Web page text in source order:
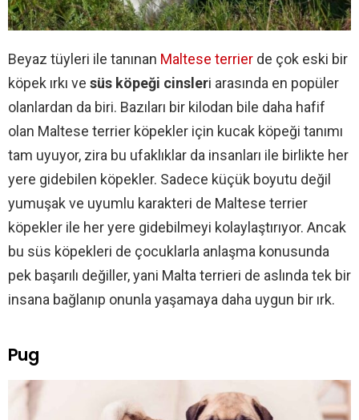
Beyaz tüyleri ile tanınan Maltese terrier de çok eski bir
köpek ırkı ve süs köpeği cinsleri arasında en popüler
olanlardan da biri. Bazıları bir kilodan bile daha hafif
olan Maltese terrier köpekler için kucak köpeği tanımı
tam uyuyor, zira bu ufaklıklar da insanları ile birlikte her
yere gidebilen köpekler. Sadece küçük boyutu değil
yumuşak ve uyumlu karakteri de Maltese terrier
köpekler ile her yere gidebilmeyi kolaylaştırıyor. Ancak
bu süs köpekleri de çocuklarla anlaşma konusunda
pek başarılı değiller, yani Malta terrieri de aslında tek bir
insana bağlanıp onunla yaşamaya daha uygun bir ırk.
Pug